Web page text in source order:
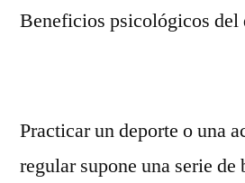
Beneficios psicológicos del
Practicar un deporte o una
regular supone una serie de